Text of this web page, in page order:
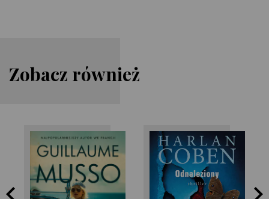
Zobacz również
Guillaume Musso Harlan Coben